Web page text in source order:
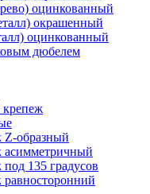
оцинкованный
окрашенный
оцинкованный
дюбелем
образный
асимметричный
135 градусов